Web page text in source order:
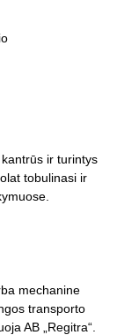
ir turintys
tobulinasi ir
mechanine
transporto
AB
„Regitra“